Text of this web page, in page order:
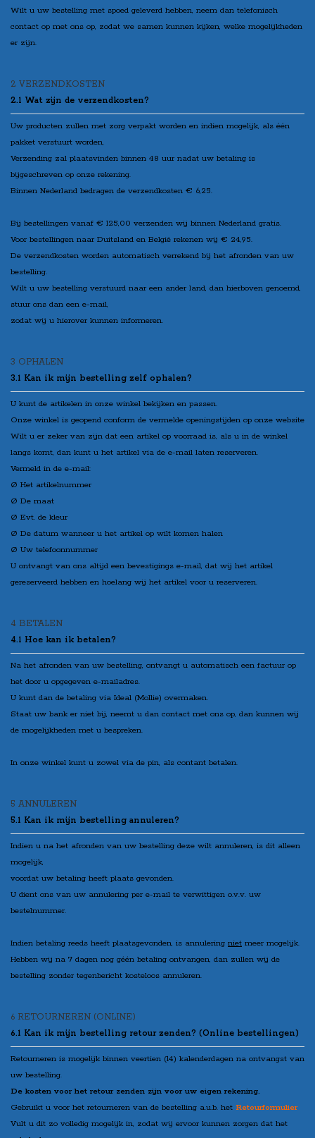
Wilt u uw bestelling met spoed geleverd hebben, neem dan telefonisch
contact op met ons op, zodat we samen kunnen kijken, welke mogelijkheden
er zijn.
2 VERZENDKOSTEN
2.1 Wat zijn de verzendkosten?
Uw producten zullen met zorg verpakt worden en indien mogelijk, als één
pakket verstuurt worden,
Verzending zal plaatsvinden binnen 48 uur nadat uw betaling is
bijgeschreven op onze rekening.
Binnen Nederland bedragen de verzendkosten € 6,25.
Bij bestellingen vanaf € 125,00 verzenden wij binnen Nederland gratis.
Voor bestellingen naar Duitsland en België rekenen wij € 24,95.
De verzendkosten worden automatisch verrekend bij het afronden van uw
bestelling.
Wilt u uw bestelling verstuurd naar een ander land, dan hierboven genoemd,
stuur ons dan een e-mail,
zodat wij u hierover kunnen informeren.
3 OPHALEN
3.1 Kan ik mijn bestelling zelf ophalen?
U kunt de artikelen in onze winkel bekijken en passen.
Onze winkel is geopend conform de vermelde openingstijden op onze website
Wilt u er zeker van zijn dat een artikel op voorraad is, als u in de winkel
langs komt, dan kunt u het artikel via de e-mail laten reserveren.
Vermeld in de e-mail:
Ø Het artikelnummer
Ø De maat
Ø Evt. de kleur
Ø De datum wanneer u het artikel op wilt komen halen
Ø Uw telefoonnummer
U ontvangt van ons altijd een bevestigings e-mail, dat wij het artikel
gereserveerd hebben en hoelang wij het artikel voor u reserveren.
4 BETALEN
4.1 Hoe kan ik betalen?
Na het afronden van uw bestelling, ontvangt u automatisch een factuur op
het door u opgegeven e-mailadres.
U kunt dan de betaling via Ideal (Mollie) overmaken.
Staat uw bank er niet bij, neemt u dan contact met ons op, dan kunnen wij
de mogelijkheden met u bespreken.
In onze winkel kunt u zowel via de pin, als contant betalen.
5 ANNULEREN
5.1 Kan ik mijn bestelling annuleren?
Indien u na het afronden van uw bestelling deze wilt annuleren, is dit alleen
mogelijk,
voordat uw betaling heeft plaats gevonden.
U dient ons van uw annulering per e-mail te verwittigen o.v.v. uw
bestelnummer.
Indien betaling reeds heeft plaatsgevonden, is annulering niet meer mogelijk.
Hebben wij na 7 dagen nog géén betaling ontvangen, dan zullen wij de
bestelling zonder tegenbericht kosteloos annuleren.
6 RETOURNEREN (ONLINE)
6.1 Kan ik mijn bestelling retour zenden? (Online bestellingen)
Retourneren is mogelijk binnen veertien (14) kalenderdagen na ontvangst van
uw bestelling.
De kosten voor het retour zenden zijn voor uw eigen rekening.
Gebruikt u voor het retourneren van de bestelling a.u.b. het Retourformulier
Vult u dit zo volledig mogelijk in, zodat wij ervoor kunnen zorgen dat het